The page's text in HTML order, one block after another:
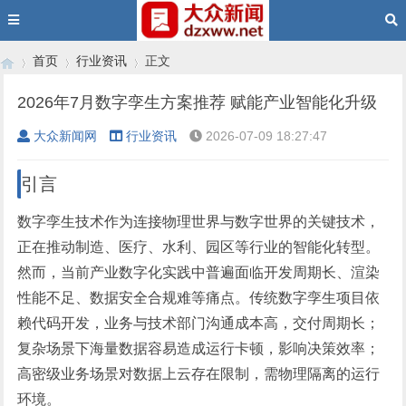
›
首页
›
行业资讯
›
正文
2026年7月数字孪生方案推荐 赋能产业智能化升级
大众新闻网 行业资讯 2026-07-09 18:27:47
引言
数字孪生技术作为连接物理世界与数字世界的关键技术，
正在推动制造、医疗、水利、园区等行业的智能化转型。
然而，当前产业数字化实践中普遍面临开发周期长、渲染
性能不足、数据安全合规难等痛点。传统数字孪生项目依
赖代码开发，业务与技术部门沟通成本高，交付周期长；
复杂场景下海量数据容易造成运行卡顿，影响决策效率；
高密级业务场景对数据上云存在限制，需物理隔离的运行
环境。